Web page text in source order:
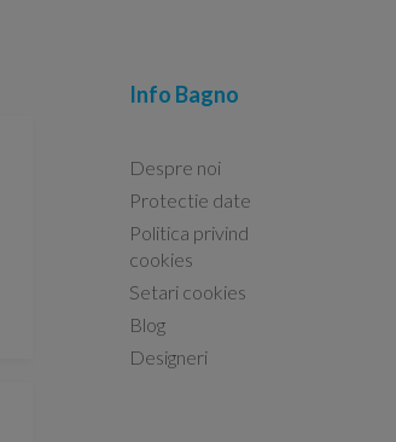
Conform descrierii!
13.02.2026
Info Bagno
Despre noi
Protectie date
Politica privind
cookies
Setari cookies
Blog
Designeri